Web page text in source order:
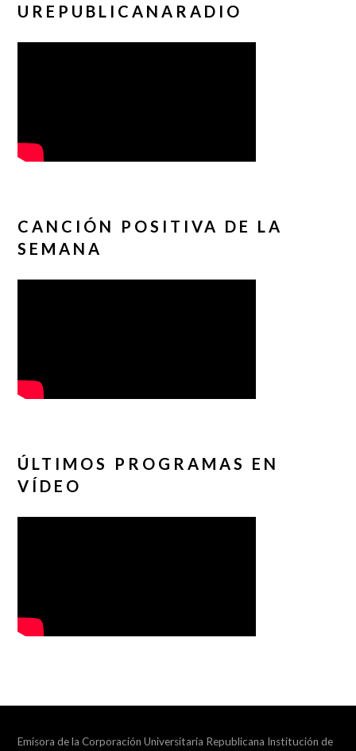
UREPUBLICANARADIO
CANCIÓN POSITIVA DE LA
SEMANA
ÚLTIMOS PROGRAMAS EN
VÍDEO
Emisora de la Corporación Universitaria Republicana Institución de